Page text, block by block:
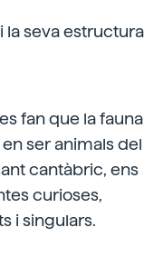
la seva estructura
fan que la fauna
ser animals del
cantàbric, ens
curioses,
i singulars.